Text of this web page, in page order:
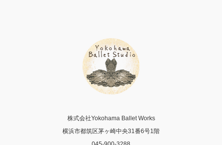
株式会社Yokohama Ballet Works
横浜市都筑区茅ヶ崎中央31番6号1階